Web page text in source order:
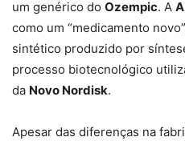
um genérico do Ozempic. A
como um “medicamento
sintético produzido por
processo biotecnológico
da Novo Nordisk.
Apesar das diferenças na